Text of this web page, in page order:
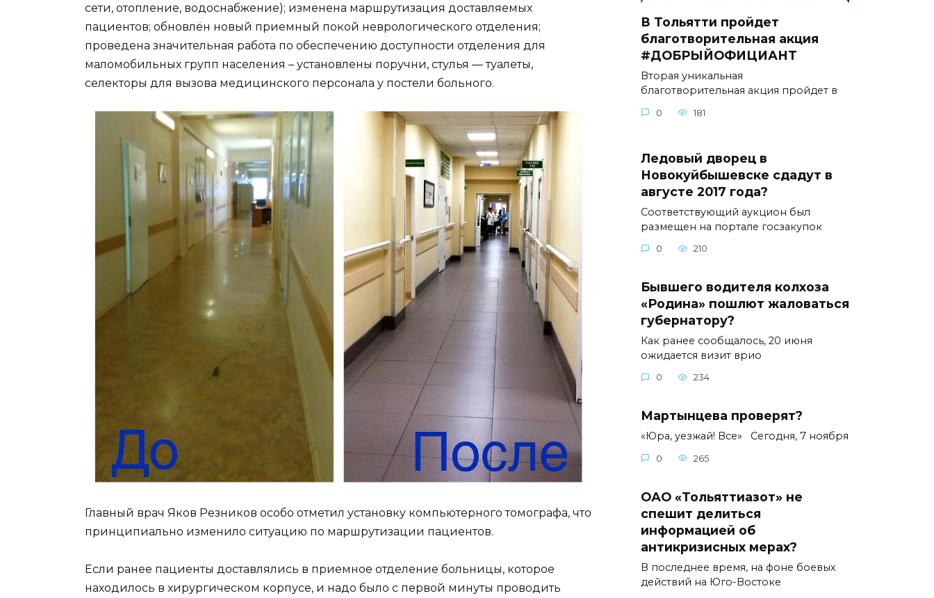
сети, отопление, водоснабжение); изменена маршрутизация доставляемых
пациентов; обновлён новый приемный покой неврологического отделения;
проведена значительная работа по обеспечению доступности отделения для
маломобильных групп населения – установлены поручни, стулья — туалеты,
селекторы для вызова медицинского персонала у постели больного.
Главный врач Яков Резников особо отметил установку компьютерного томографа, что
принципиально изменило ситуацию по маршрутизации пациентов.
Если ранее пациенты доставлялись в приемное отделение больницы, которое
находилось в хирургическом корпусе, и надо было с первой минуты проводить
В Тольятти пройдет
благотворительная акция
#ДОБРЫЙОФИЦИАНТ
Вторая уникальная
благотворительная акция пройдет в
0 181
Ледовый дворец в
Новокуйбышевске сдадут в
августе 2017 года?
Соответствующий аукцион был
размещен на портале госзакупок
0 210
Бывшего водителя колхоза
«Родина» пошлют жаловаться
губернатору?
Как ранее сообщалось, 20 июня
ожидается визит врио
0 234
Мартынцева проверят?
«Юра, уезжай! Все» Сегодня, 7 ноября
0 265
ОАО «Тольяттиазот» не
спешит делиться
информацией об
антикризисных мерах?
В последнее время, на фоне боевых
действий на Юго-Востоке